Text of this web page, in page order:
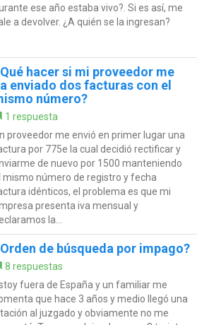
ese año estaba vivo?. Si es así, me
a devolver. ¿A quién se la ingresan?
hacer si mi proveedor me
enviado dos facturas con el
número?
1 respuesta
proveedor me envió en primer lugar una
por 775e la cual decidió rectificar y
de nuevo por 1500 manteniendo
mismo número de registro y fecha
idénticos, el problema es que mi
presenta iva mensual y
la...
de búsqueda por impago?
8 respuestas
fuera de España y un familiar me
que hace 3 años y medio llegó una
al juzgado y obviamente no me